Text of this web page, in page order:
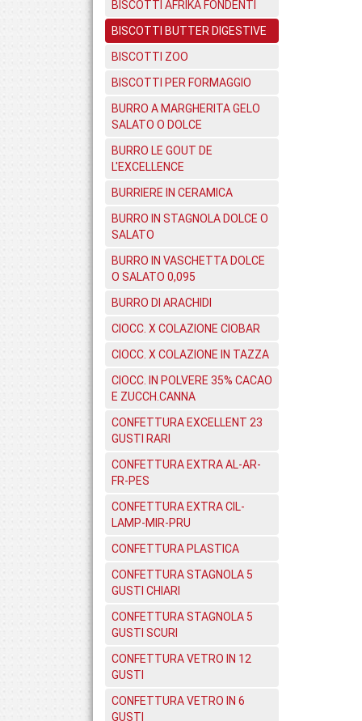
BISCOTTI AFRIKA FONDENTI
BISCOTTI BUTTER DIGESTIVE
BISCOTTI ZOO
BISCOTTI PER FORMAGGIO
BURRO A MARGHERITA GELO
SALATO O DOLCE
BURRO LE GOUT DE
L'EXCELLENCE
BURRIERE IN CERAMICA
BURRO IN STAGNOLA DOLCE O
SALATO
BURRO IN VASCHETTA DOLCE
O SALATO 0,095
BURRO DI ARACHIDI
CIOCC. X COLAZIONE CIOBAR
CIOCC. X COLAZIONE IN TAZZA
CIOCC. IN POLVERE 35% CACAO
E ZUCCH.CANNA
CONFETTURA EXCELLENT 23
GUSTI RARI
CONFETTURA EXTRA AL-AR-
FR-PES
CONFETTURA EXTRA CIL-
LAMP-MIR-PRU
CONFETTURA PLASTICA
CONFETTURA STAGNOLA 5
GUSTI CHIARI
CONFETTURA STAGNOLA 5
GUSTI SCURI
CONFETTURA VETRO IN 12
GUSTI
CONFETTURA VETRO IN 6
GUSTI